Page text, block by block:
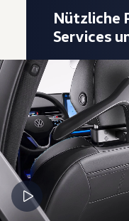
Nützliche
Services